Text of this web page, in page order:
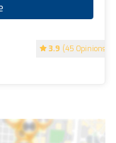
3.9 (45 Opinions)